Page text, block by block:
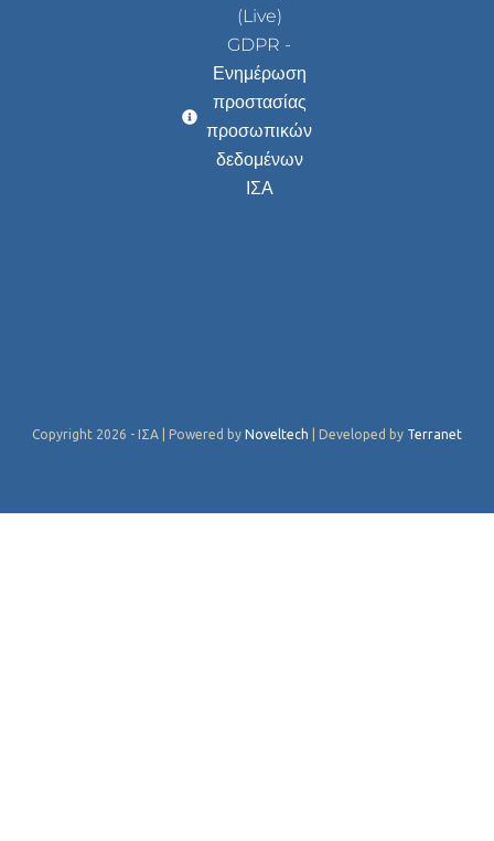
(Live)
GDPR -
Ενημέρωση
προστασίας
προσωπικών
δεδομένων
ΙΣΑ
Copyright 2026 - ΙΣΑ | Powered by Noveltech | Developed by Terranet